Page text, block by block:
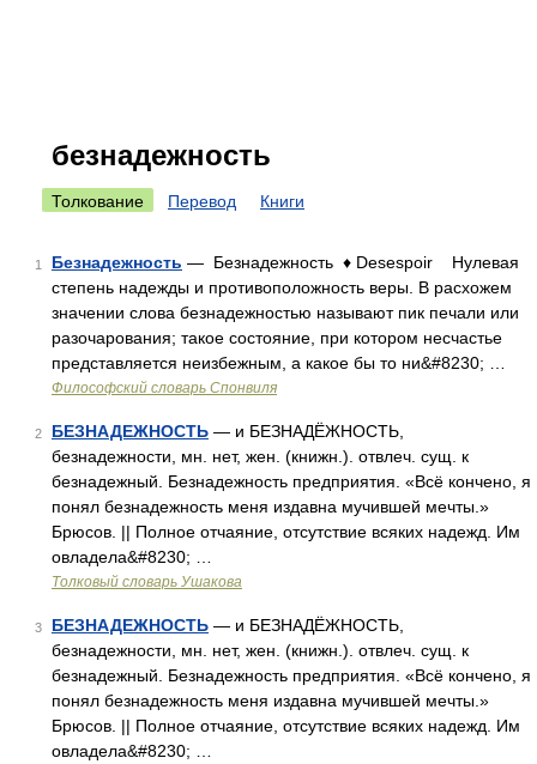
безнадежность
Толкование Перевод Книги
1 Безнадежность — Безнадежность ♦ Desespoir Нулевая
степень надежды и противоположность веры. В расхожем
значении слова безнадежностью называют пик печали или
разочарования; такое состояние, при котором несчастье
представляется неизбежным, а какое бы то ни&#8230; …
Философский словарь Спонвиля
2 БЕЗНАДЕЖНОСТЬ — и БЕЗНАДЁЖНОСТЬ,
безнадежности, мн. нет, жен. (книжн.). отвлеч. сущ. к
безнадежный. Безнадежность предприятия. «Всё кончено, я
понял безнадежность меня издавна мучившей мечты.»
Брюсов. || Полное отчаяние, отсутствие всяких надежд. Им
овладела&#8230; …
Толковый словарь Ушакова
3 БЕЗНАДЕЖНОСТЬ — и БЕЗНАДЁЖНОСТЬ,
безнадежности, мн. нет, жен. (книжн.). отвлеч. сущ. к
безнадежный. Безнадежность предприятия. «Всё кончено, я
понял безнадежность меня издавна мучившей мечты.»
Брюсов. || Полное отчаяние, отсутствие всяких надежд. Им
овладела&#8230; …